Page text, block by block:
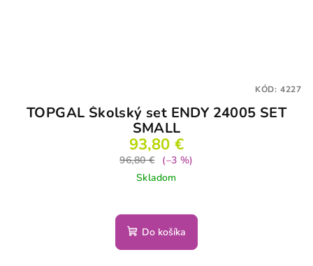
TOPGAL Školský set ENDY 24005 SET
SMALL
93,80 €
96,80 €
(–3 %)
Skladom
Do košíka
KÓD: 4227